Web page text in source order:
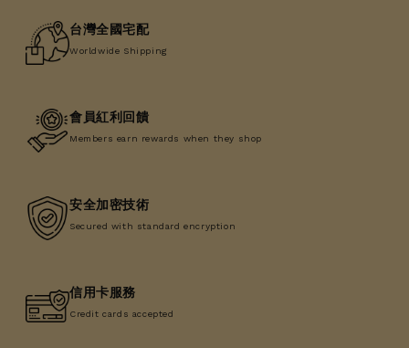
台灣全國宅配
Worldwide Shipping
會員紅利回饋
Members earn rewards when they shop
安全加密技術
Secured with standard encryption
信用卡服務
Credit cards accepted